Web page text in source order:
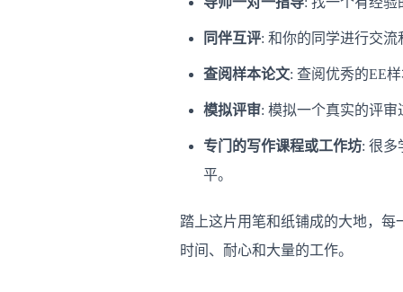
同伴互评: 和你的同学进行交
查阅样本论文: 查阅优秀的EE
模拟评审: 模拟一个真实的评审
专门的写作课程或工作坊: 很多
平。
踏上这片用笔和纸铺成的大地，
时间、耐心和大量的工作。